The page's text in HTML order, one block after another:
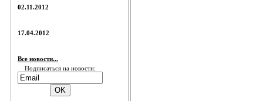
02.11.2012
17.04.2012
Все новости...
Подписаться на новости: